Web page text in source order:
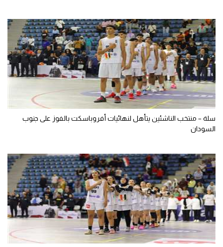
سلة – منتخب الناشئين يتأهل لنهائيات أفروباسكت بالفوز على جنوب
السودان